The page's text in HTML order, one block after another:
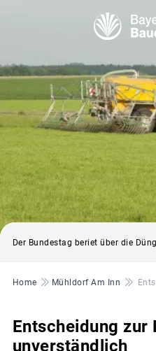
Der Bundestag beriet über die
Pfadnavigation
Home Mühldorf Am Inn
Entscheidung zur
unverständlich